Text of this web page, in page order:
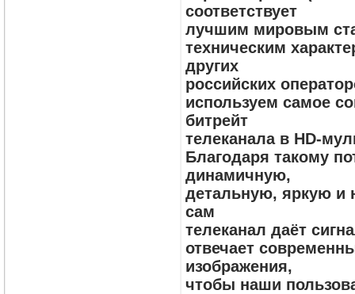
соответствует
лучшим мировым
техническим
других
российских
используем самое
битрейт
телеканала в HD-
Благодаря такому
динамичную,
детальную, яркую и
сам
телеканал даёт
отвечает
изображения,
чтобы наши